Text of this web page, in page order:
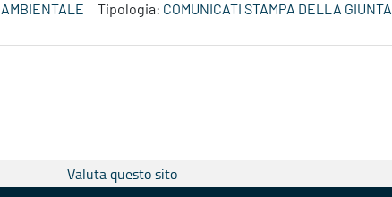
AMBIENTALE
Tipologia: COMUNICATI STAMPA DELLA GIUNTA
Valuta questo sito